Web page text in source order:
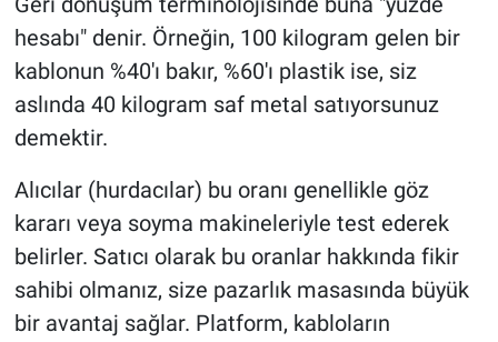
hesabı" denir. Örneğin, 100 kilogram gelen bir
kablonun %40'ı bakır, %60'ı plastik ise, siz
aslında 40 kilogram saf metal satıyorsunuz
demektir.
Alıcılar (hurdacılar) bu oranı genellikle göz
kararı veya soyma makineleriyle test ederek
belirler. Satıcı olarak bu oranlar hakkında fikir
sahibi olmanız, size pazarlık masasında büyük
bir avantaj sağlar. Platform, kabloların